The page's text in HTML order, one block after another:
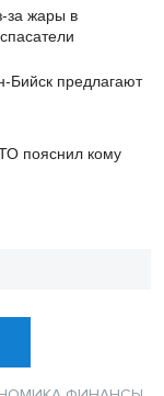
за жары в
Бийск предлагают
пояснил кому